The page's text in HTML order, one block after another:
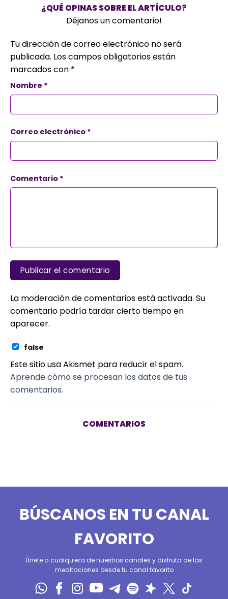
¿QUÉ OPINAS SOBRE EL ARTÍCULO?
Déjanos un comentario!
Tu dirección de correo electrónico no será
publicada. Los campos obligatorios están
marcados con *
Nombre *
Correo electrónico *
Comentario *
La moderación de comentarios está activada. Su
comentario podría tardar cierto tiempo en
aparecer.
false
Este sitio usa Akismet para reducir el spam.
Aprende cómo se procesan los datos de tus
comentarios.
COMENTARIOS
BÚSCANOS EN TU CANAL
FAVORITO
Únete a cualquiera de nuestros canales y disfruta de las
meditaciones desde tu canal favorito